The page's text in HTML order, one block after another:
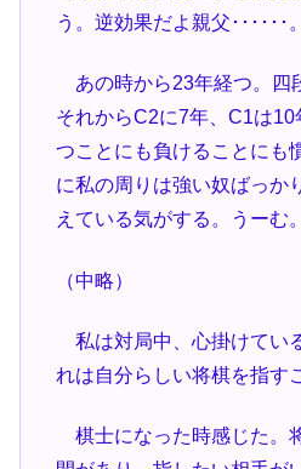
う。逆効果だよ親父･･････。
あの時から23年経つ。四
それからC2に7年、C1は
つことにも負けることにも
に私の周りは強い奴ばっか
えている気がする。うーむ。
（中略）
私は対局中、心掛けてい
れは自分らしい将棋を指す
棋士になった時感じた。